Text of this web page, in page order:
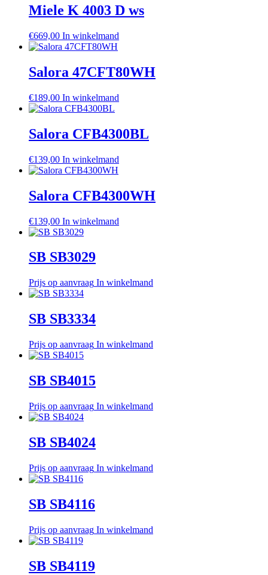
Miele K 4003 D ws
€669,00 In winkelmand
Salora 47CFT80WH
€189,00 In winkelmand
Salora CFB4300BL
€139,00 In winkelmand
Salora CFB4300WH
€139,00 In winkelmand
SB SB3029
Prijs op aanvraag In winkelmand
SB SB3334
Prijs op aanvraag In winkelmand
SB SB4015
Prijs op aanvraag In winkelmand
SB SB4024
Prijs op aanvraag In winkelmand
SB SB4116
Prijs op aanvraag In winkelmand
SB SB4119